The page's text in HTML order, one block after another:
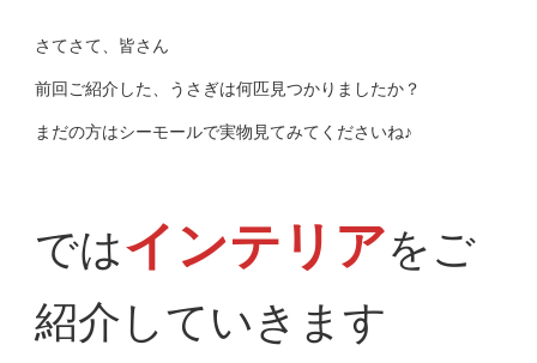
さてさて、皆さん
前回ご紹介した、うさぎは何匹見つかりましたか？
まだの方はシーモールで実物見てみてくださいね♪
ではインテリアをご
紹介していきます